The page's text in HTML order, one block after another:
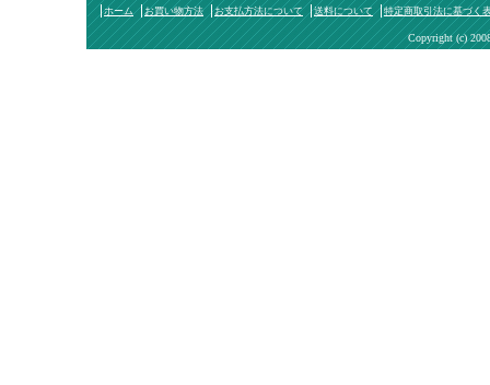
ホーム お買い物方法 お支払方法について 送料について 特定商取引法に基づく
Copyright (c)